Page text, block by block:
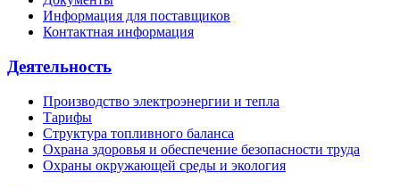
Информация для поставщиков
Контактная информация
Деятельность
Производство электроэнергии и тепла
Тарифы
Структура топливного баланса
Охрана здоровья и обеспечение безопасности труда
Охраны окружающей среды и экология